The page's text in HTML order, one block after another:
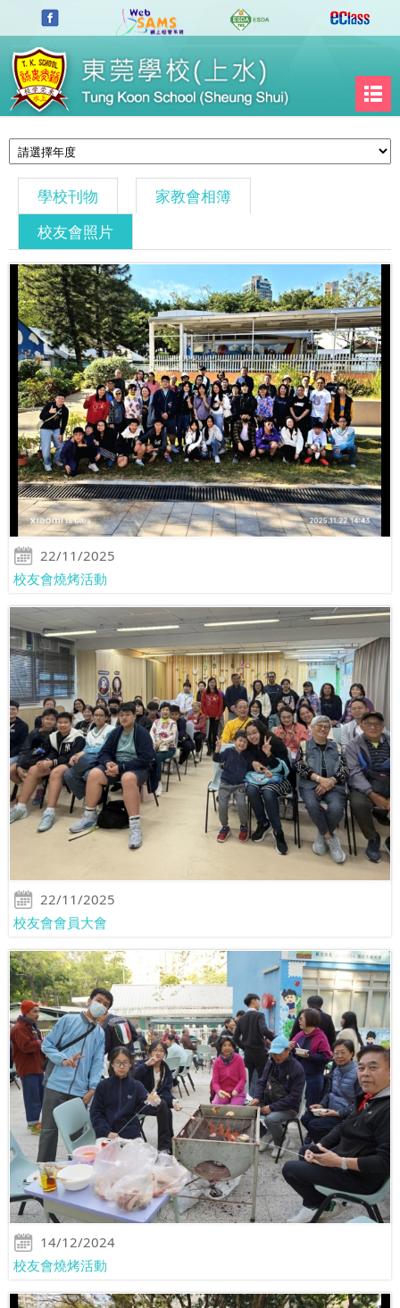
學校刊物
家教會相簿
校友會照片
22/11/2025
校友會燒烤活動
22/11/2025
校友會會員大會
14/12/2024
校友會燒烤活動